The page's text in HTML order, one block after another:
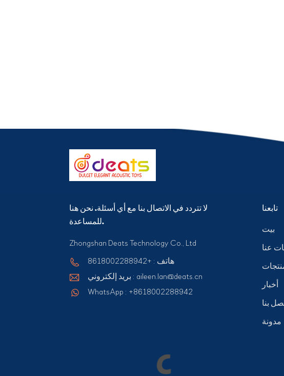
لا تتردد في الاتصال بنا مع أي أسئلة. نحن هنا
للمساعدة.
Zhongshan Deats Technology Co., Ltd
هاتف : +8618002288942
بريد إلكتروني : aileen.lan@deats.cn
WhatsApp : +8618002288942
تابعنا
بيت
عنا
أخبار
بنا
مدونة